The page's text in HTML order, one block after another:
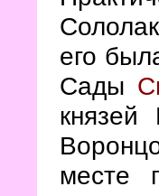
его
Сады
месте